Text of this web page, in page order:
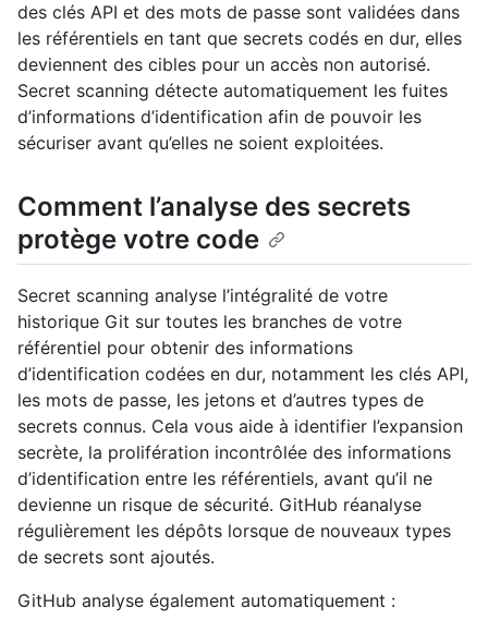
des clés API et des mots de passe sont validées dans
les référentiels en tant que secrets codés en dur, elles
deviennent des cibles pour un accès non autorisé.
Secret scanning détecte automatiquement les fuites
d’informations d’identification afin de pouvoir les
sécuriser avant qu’elles ne soient exploitées.
Comment l’analyse des secrets
protège votre code
Secret scanning analyse l’intégralité de votre
historique Git sur toutes les branches de votre
référentiel pour obtenir des informations
d’identification codées en dur, notamment les clés API,
les mots de passe, les jetons et d’autres types de
secrets connus. Cela vous aide à identifier l’expansion
secrète, la prolifération incontrôlée des informations
d’identification entre les référentiels, avant qu’il ne
devienne un risque de sécurité. GitHub réanalyse
régulièrement les dépôts lorsque de nouveaux types
de secrets sont ajoutés.
GitHub analyse également automatiquement :